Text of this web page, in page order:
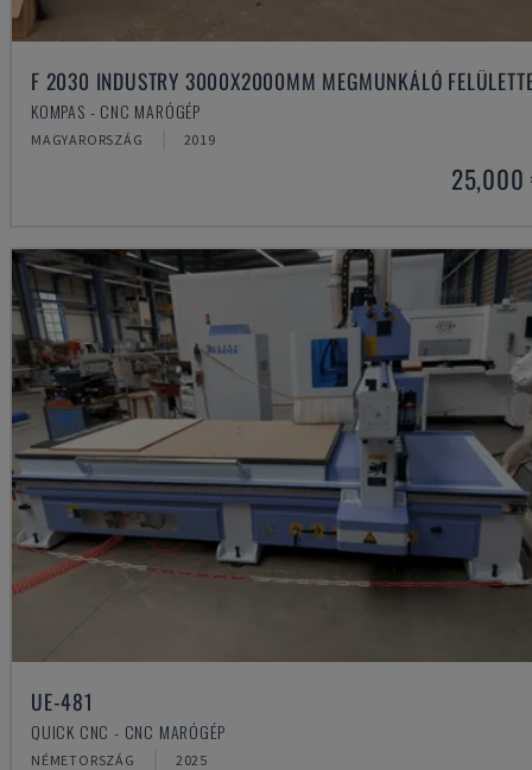
F 2030 INDUSTRY 3000X2000MM MEGMUNKÁLÓ
KOMPAS - CNC MARÓGÉP
MAGYARORSZÁG 2019
25,000
UE-481
QUICK CNC - CNC MARÓGÉP
NÉMETORSZÁG 2025